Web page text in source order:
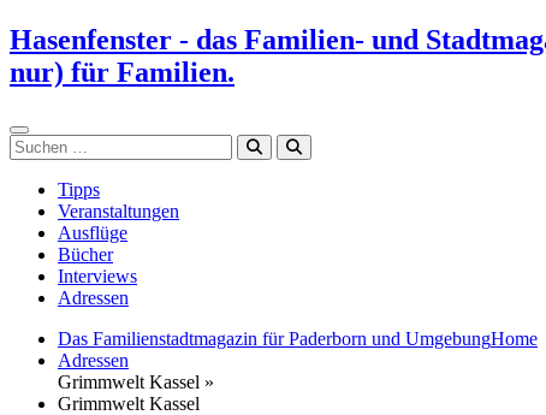
Zum
Inhalt
springen
Hasenfenster - das Familien- und
nur) für Familien.
Suchen
Tipps
Veranstaltungen
Ausflüge
Bücher
Interviews
Adressen
Das Familienstadtmagazin für Paderborn und UmgebungHome
Adressen
Grimmwelt Kassel »
Grimmwelt Kassel